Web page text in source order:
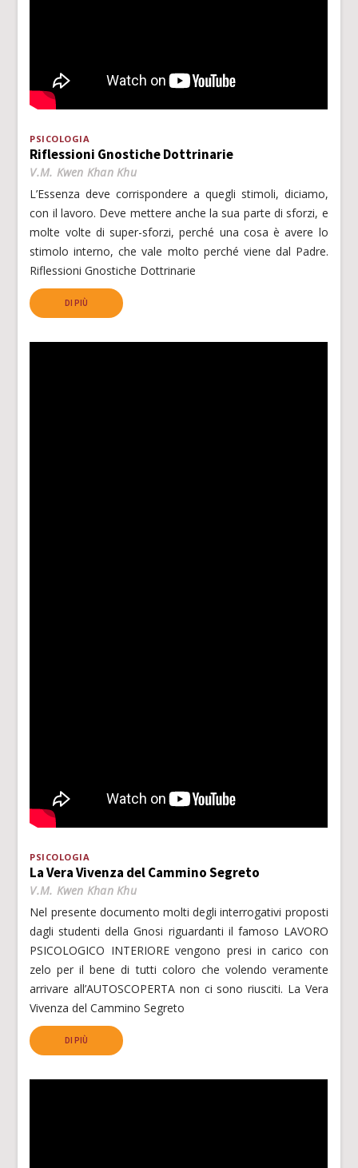
PSICOLOGIA
Riflessioni Gnostiche Dottrinarie
V.M. Kwen Khan Khu
L’Essenza deve corrispondere a quegli stimoli, diciamo,
con il lavoro. Deve mettere anche la sua parte di sforzi, e
molte volte di super-sforzi, perché una cosa è avere lo
stimolo interno, che vale molto perché viene dal Padre.
Riflessioni Gnostiche Dottrinarie
DI PIÙ
PSICOLOGIA
La Vera Vivenza del Cammino Segreto
V.M. Kwen Khan Khu
Nel presente documento molti degli interrogativi proposti
dagli studenti della Gnosi riguardanti il famoso LAVORO
PSICOLOGICO INTERIORE vengono presi in carico con
zelo per il bene di tutti coloro che volendo veramente
arrivare all’AUTOSCOPERTA non ci sono riusciti. La Vera
Vivenza del Cammino Segreto
DI PIÙ